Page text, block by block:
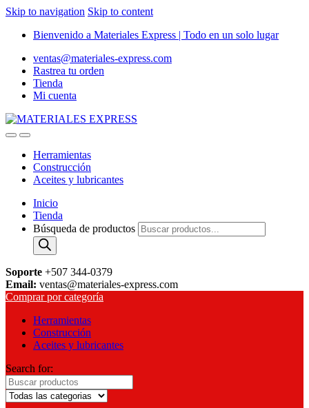
Skip to navigation Skip to content
Bienvenido a Materiales Express | Todo en un solo lugar
ventas@materiales-express.com
Rastrea tu orden
Tienda
Mi cuenta
Herramientas
Construcción
Aceites y lubricantes
Inicio
Tienda
Búsqueda de productos
Soporte +507 344-0379
Email: ventas@materiales-express.com
Comprar por categoría
Herramientas
Construcción
Aceites y lubricantes
Search for: